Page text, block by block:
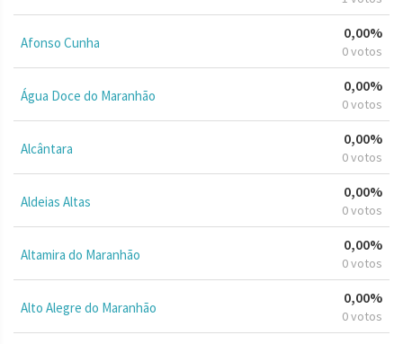
Afonso Cunha
0,00%
0 votos
Água Doce do Maranhão
0,00%
0 votos
Alcântara
0,00%
0 votos
Aldeias Altas
0,00%
0 votos
Altamira do Maranhão
0,00%
0 votos
Alto Alegre do Maranhão
0,00%
0 votos